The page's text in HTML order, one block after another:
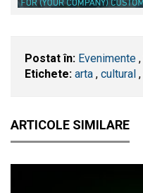
Postat în: Evenimente ,
Etichete: arta , cultural ,
ARTICOLE SIMILARE